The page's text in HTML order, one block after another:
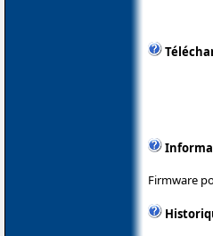
Firmware